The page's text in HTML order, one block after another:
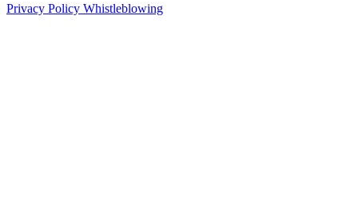
Privacy Policy Whistleblowing